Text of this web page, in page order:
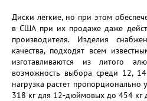
Диски легкие, но при этом
в США при их продаже даже
производителя. Изделия
качества, подходят всем
изготавливаются из литого
возможность выбора среди 12,
нагрузка растет
318 кг для 12-дюймовых до 454